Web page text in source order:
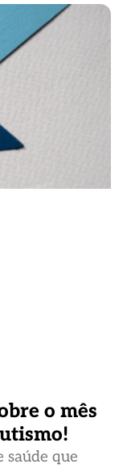
o mês
saúde que